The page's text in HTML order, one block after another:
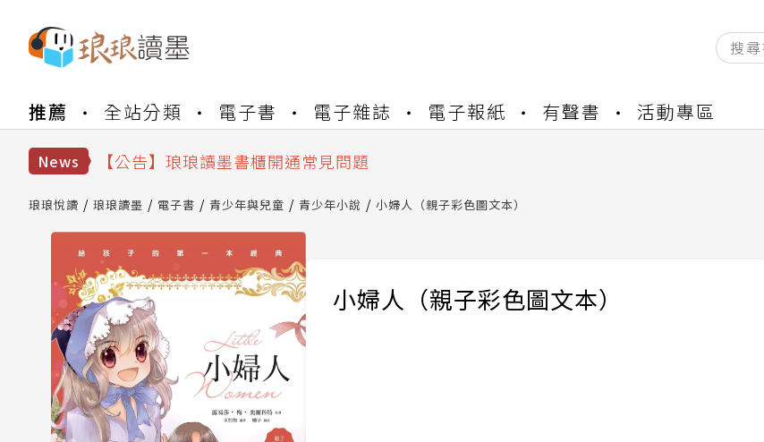
推薦 全站分類 電子書 電子雜誌 電子報紙 有聲書 活動專區
News
【公告】因 Readmoo 讀墨系統維護中，本站同步暫停部分閱讀服務
【公告】琅琅讀墨書櫃開通常見問題
【公告】琅琅書店服務升級重要說明及資產合併結果查詢
【公告】因 Readmoo 讀墨系統維護中，本站同步暫停部分閱讀服務
琅琅悅讀 琅琅讀墨 電子書 青少年與兒童 青少年小說 小婦人（親子彩色圖文本）
小婦人（親子彩色圖文本）